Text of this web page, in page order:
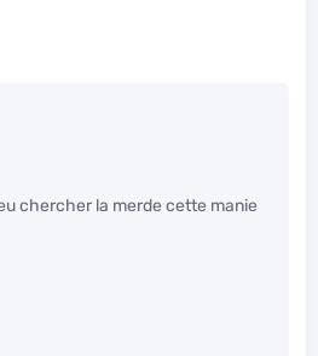
chercher la merde cette manie